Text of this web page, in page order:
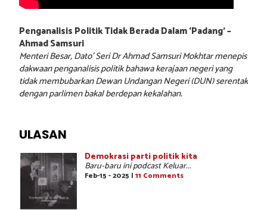
Penganalisis Politik Tidak Berada Dalam ‘Padang’ –
Ahmad Samsuri
Menteri Besar, Dato’ Seri Dr Ahmad Samsuri Mokhtar menepis
dakwaan penganalisis politik bahawa kerajaan negeri yang
tidak membubarkan Dewan Undangan Negeri (DUN) serentak
dengan parlimen bakal berdepan kekalahan.
ULASAN
Demokrasi parti politik kita
Baru-baru ini podcast Keluar...
Feb-15 - 2025 | 11 Comments